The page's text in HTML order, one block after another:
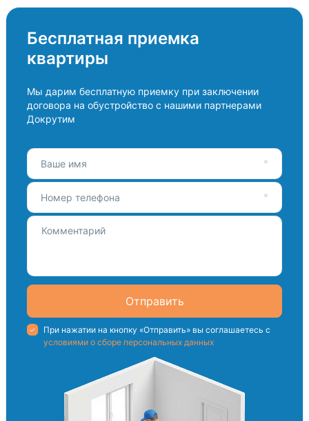
Бесплатная приемка
квартиры
Мы дарим бесплатную приемку при заключении
договора на обустройство с нашими партнерами
Докрутим
Ваше имя
Номер телефона
Отправить
При нажатии на кнопку «Отправить» вы соглашаетесь с
условиями о сборе персональных данных